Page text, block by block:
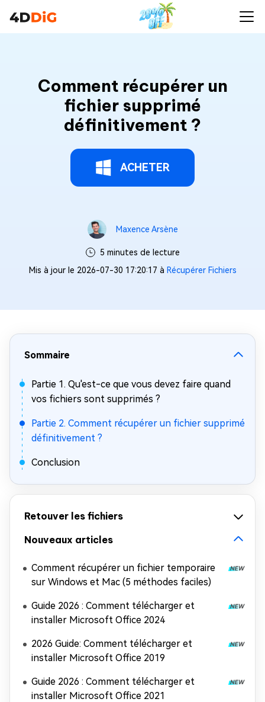
Comment récupérer un
fichier supprimé
définitivement ?
ACHETER
Maxence Arsène
5 minutes de lecture
Mis à jour le 2026-07-30 17:20:17 à Récupérer Fichiers
Sommaire
Partie 1. Qu'est-ce que vous devez faire quand
vos fichiers sont supprimés ?
Partie 2. Comment récupérer un fichier supprimé
définitivement ?
Conclusion
Retouver les fichiers
Nouveaux articles
Comment récupérer un fichier temporaire
sur Windows et Mac (5 méthodes faciles)
Guide 2026 : Comment télécharger et
installer Microsoft Office 2024
2026 Guide: Comment télécharger et
installer Microsoft Office 2019
Guide 2026 : Comment télécharger et
installer Microsoft Office 2021